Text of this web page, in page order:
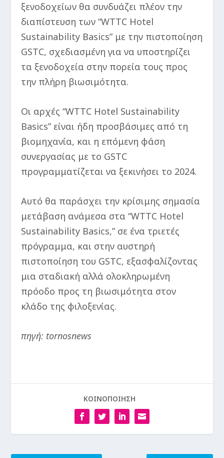
ξενοδοχείων θα συνδυάζει πλέον την
διαπίστευση των “WTTC Hotel
Sustainability Basics” με την πιστοποίηση
GSTC, σχεδιασμένη για να υποστηρίζει
τα ξενοδοχεία στην πορεία τους προς
την πλήρη βιωσιμότητα.
Οι αρχές “WTTC Hotel Sustainability
Basics” είναι ήδη προσβάσιμες από τη
βιομηχανία, και η επόμενη φάση
συνεργασίας με το GSTC
προγραμματίζεται να ξεκινήσει το 2024.
Αυτό θα παράσχει την κρίσιμης σημασία
μετάβαση ανάμεσα στα “WTTC Hotel
Sustainability Basics,” σε ένα τριετές
πρόγραμμα, και στην αυστηρή
πιστοποίηση του GSTC, εξασφαλίζοντας
μια σταδιακή αλλά ολοκληρωμένη
πρόοδο προς τη βιωσιμότητα στον
κλάδο της φιλοξενίας.
πηγή: tornosnews
ΚΟΙΝΟΠΟΙΗΣΗ